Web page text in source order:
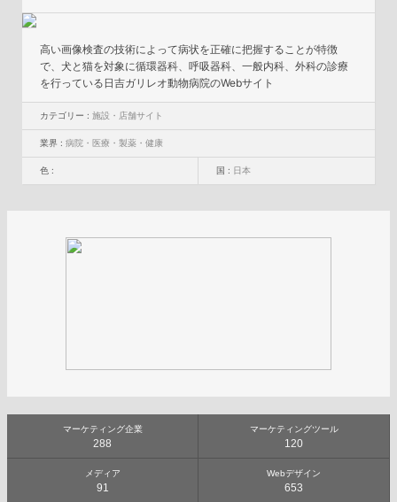
高い画像検査の技術によって病状を正確に把握することが特徴
で、犬と猫を対象に循環器科、呼吸器科、一般内科、外科の診療
を行っている日吉ガリレオ動物病院のWebサイト
カテゴリー :施設・店舗サイト
業界 :病院・医療・製薬・健康
色 : 国 : 日本
マーケティング企業
288
マーケティングツール
120
メディア
91
Webデザイン
653